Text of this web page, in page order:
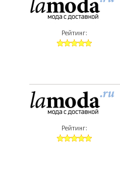
Рейтинг:
Рейтинг: